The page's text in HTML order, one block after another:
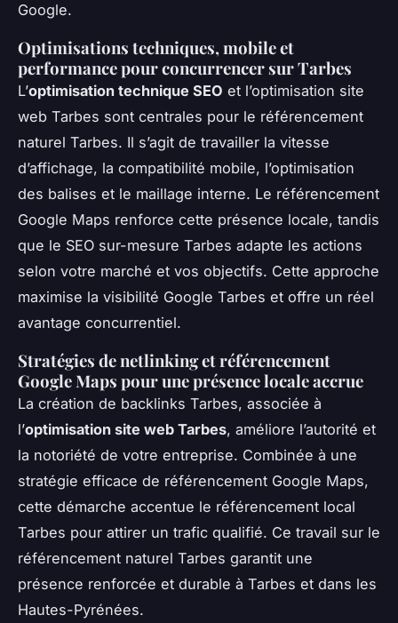
Google.
Optimisations techniques, mobile et
performance pour concurrencer sur Tarbes
L’optimisation technique SEO et l’optimisation site
web Tarbes sont centrales pour le référencement
naturel Tarbes. Il s’agit de travailler la vitesse
d’affichage, la compatibilité mobile, l’optimisation
des balises et le maillage interne. Le référencement
Google Maps renforce cette présence locale, tandis
que le SEO sur-mesure Tarbes adapte les actions
selon votre marché et vos objectifs. Cette approche
maximise la visibilité Google Tarbes et offre un réel
avantage concurrentiel.
Stratégies de netlinking et référencement
Google Maps pour une présence locale accrue
La création de backlinks Tarbes, associée à
l’optimisation site web Tarbes, améliore l’autorité et
la notoriété de votre entreprise. Combinée à une
stratégie efficace de référencement Google Maps,
cette démarche accentue le référencement local
Tarbes pour attirer un trafic qualifié. Ce travail sur le
référencement naturel Tarbes garantit une
présence renforcée et durable à Tarbes et dans les
Hautes-Pyrénées.